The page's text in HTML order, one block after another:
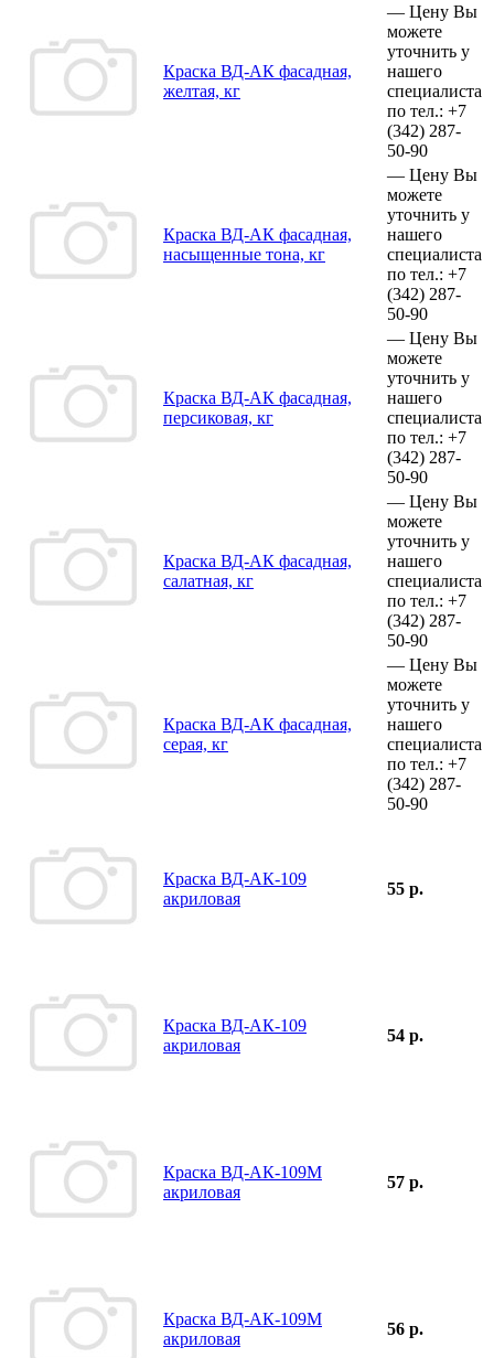
Краска ВД-АК фасадная,
желтая, кг
— Цену Вы
можете
уточнить у
нашего
специалиста
по тел.: +7
(342) 287-
50-90
Краска ВД-АК фасадная,
насыщенные тона, кг
— Цену Вы
можете
уточнить у
нашего
специалиста
по тел.: +7
(342) 287-
50-90
Краска ВД-АК фасадная,
персиковая, кг
— Цену Вы
можете
уточнить у
нашего
специалиста
по тел.: +7
(342) 287-
50-90
Краска ВД-АК фасадная,
салатная, кг
— Цену Вы
можете
уточнить у
нашего
специалиста
по тел.: +7
(342) 287-
50-90
Краска ВД-АК фасадная,
серая, кг
— Цену Вы
можете
уточнить у
нашего
специалиста
по тел.: +7
(342) 287-
50-90
Краска ВД-АК-109
акриловая
55 р.
Краска ВД-АК-109
акриловая
54 р.
Краска ВД-АК-109М
акриловая
57 р.
Краска ВД-АК-109М
акриловая
56 р.